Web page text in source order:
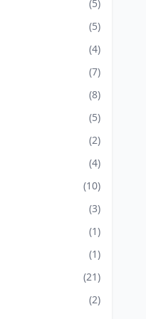
(5)
(5)
(4)
(7)
(8)
(5)
(2)
(4)
(10)
(3)
(1)
(1)
(21)
(2)